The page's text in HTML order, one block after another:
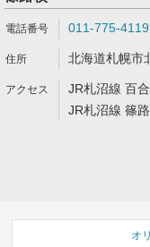
011-775-4119
北海道札幌市
JR札沼線 百
JR札沼線 篠
オ